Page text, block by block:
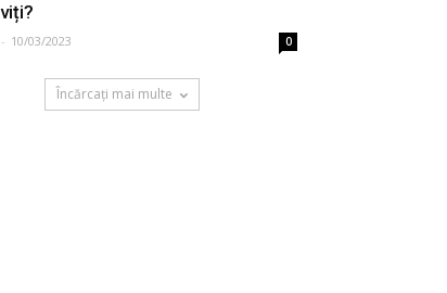
- 10/03/2023 0
Încărcați mai multe